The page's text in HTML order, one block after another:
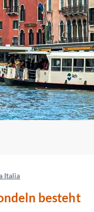
Italia
besteht